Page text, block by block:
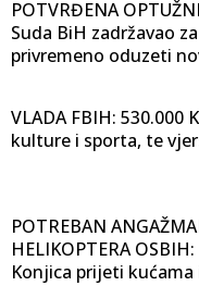
POTVRĐENA
Suda BiH zadržavao
privremeno oduzeti
VLADA FBIH: 530.000
kulture i sporta, te
POTREBAN
HELIKOPTERA
Konjica prijeti kućama